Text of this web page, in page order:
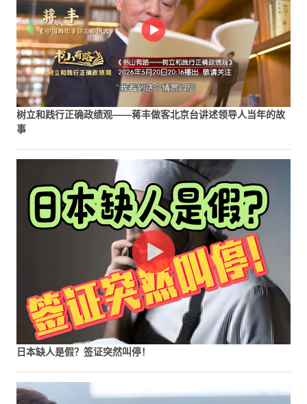
树立和践行正确政绩观——蒋丰做客北京台讲述领导人当年的故
事
日本缺人是假？签证突然叫停！